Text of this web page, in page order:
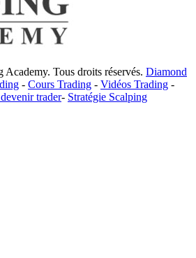
Tous droits réservés. Diamond
- Cours Trading - Vidéos Trading -
trader- Stratégie Scalping